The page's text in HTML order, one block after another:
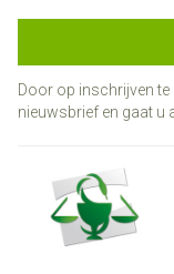
Door op inschrijven
nieuwsbrief en gaat u